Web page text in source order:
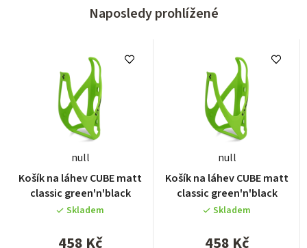
Naposledy prohlížené
null
Košík na láhev CUBE matt
classic green'n'black
Skladem
458 Kč
null
Košík na láhev CUBE matt
classic green'n'black
Skladem
458 Kč